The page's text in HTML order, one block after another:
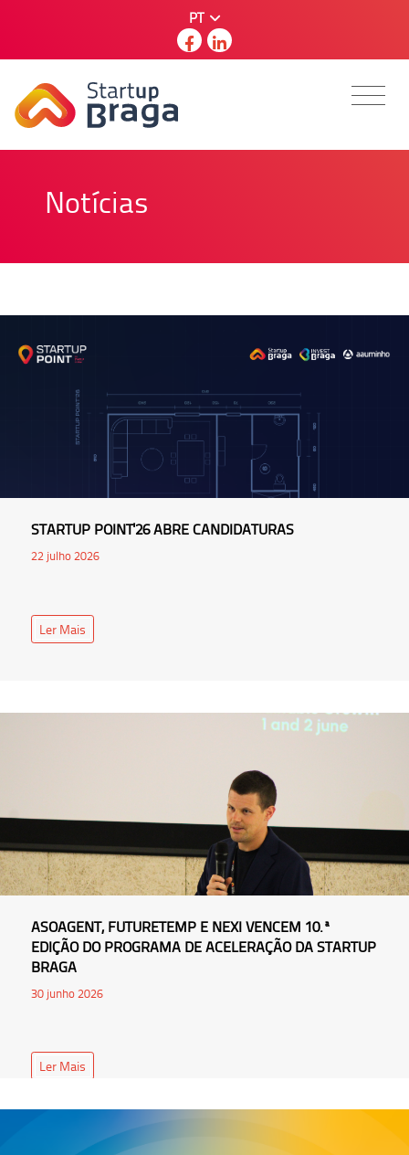
PT
Notícias
STARTUP POINT'26 ABRE CANDIDATURAS
22 julho 2026
Ler Mais
ASOAGENT, FUTURETEMP E NEXI VENCEM 10.ª
EDIÇÃO DO PROGRAMA DE ACELERAÇÃO DA STARTUP
BRAGA
30 junho 2026
Ler Mais